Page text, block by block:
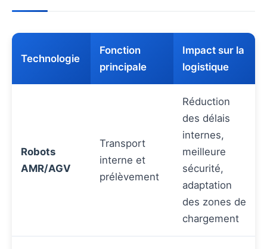
Technologie
Fonction
principale
Impact sur la
logistique
Robots
AMR/AGV
Transport
interne et
prélèvement
Réduction
des délais
internes,
meilleure
sécurité,
adaptation
des zones de
chargement